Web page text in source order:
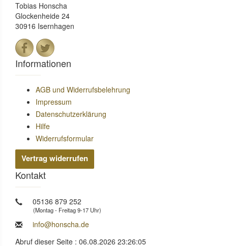
Tobias Honscha
Glockenheide 24
30916 Isernhagen
Informationen
AGB und Widerrufsbelehrung
Impressum
Datenschutzerklärung
Hilfe
Widerrufsformular
Vertrag widerrufen
Kontakt
05136 879 252
(Montag - Freitag 9-17 Uhr)
info@honscha.de
Abruf dieser Seite : 06.08.2026 23:26:05